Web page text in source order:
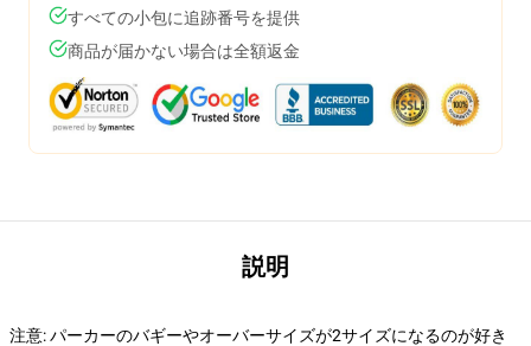
すべての小包に追跡番号を提供
商品が届かない場合は全額返金
説明
注意: パーカーのバギーやオーバーサイズが2サイズになるのが好き